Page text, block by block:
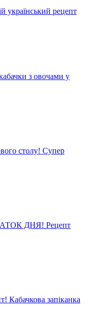
український рецепт
з овочами у
столу! Супер
ДНЯ! Рецепт
Кабачкова запіканка